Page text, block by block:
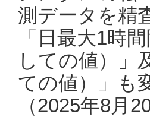
測データを精
「日最大1時
しての値）」
ての値）」も
（2025年8月